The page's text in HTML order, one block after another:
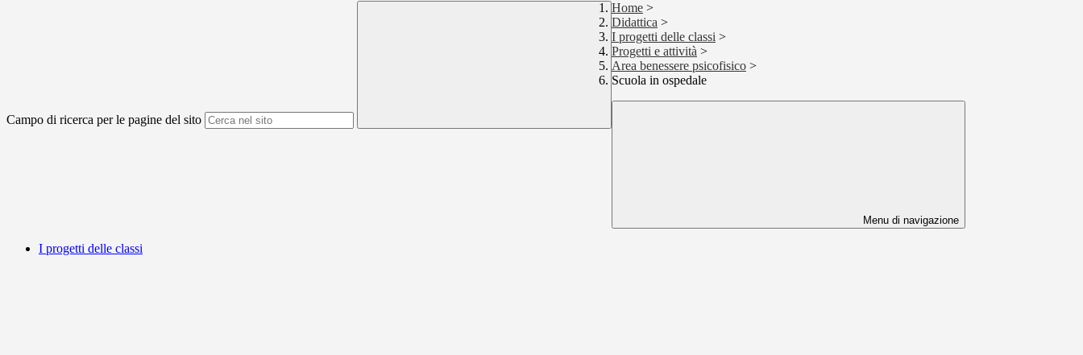
Campo di ricerca per le pagine del sito
Home >
Didattica >
I progetti delle classi >
Progetti e attività >
Area benessere psicofisico >
Scuola in ospedale
Menu di navigazione
I progetti delle classi